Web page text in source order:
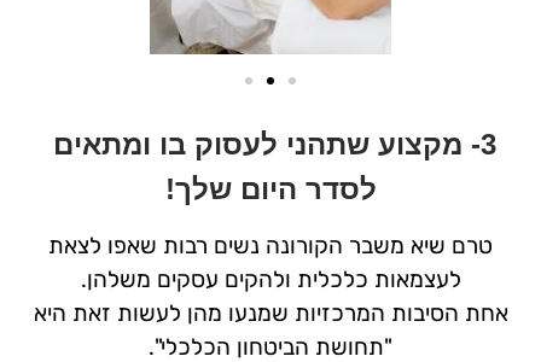
3- מקצוע שתהני לעסוק בו ומתאים
לסדר היום שלך!
טרם שיא משבר הקורונה נשים רבות שאפו לצאת
לעצמאות כלכלית ולהקים עסקים משלהן.
אחת הסיבות המרכזיות שמנעו מהן לעשות זאת היא
"תחושת הביטחון הכלכלי".